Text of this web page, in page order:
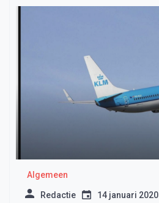
Algemeen
Redactie 14 januari 2020